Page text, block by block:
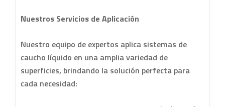
Nuestros Servicios de Aplicación
Nuestro equipo de expertos aplica sistemas de
caucho líquido en una amplia variedad de
superficies, brindando la solución perfecta para
cada necesidad: